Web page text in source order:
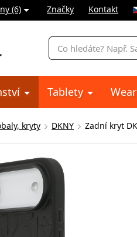
(6) Značky Kontakt
Vyhledávání
Tablety
kryty DKNY Zadní kryt